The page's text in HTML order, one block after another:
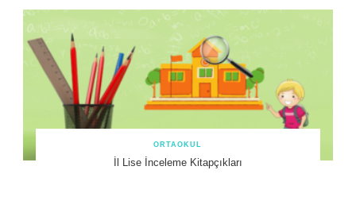
ORTAOKUL
İl Lise İnceleme Kitapçıkları